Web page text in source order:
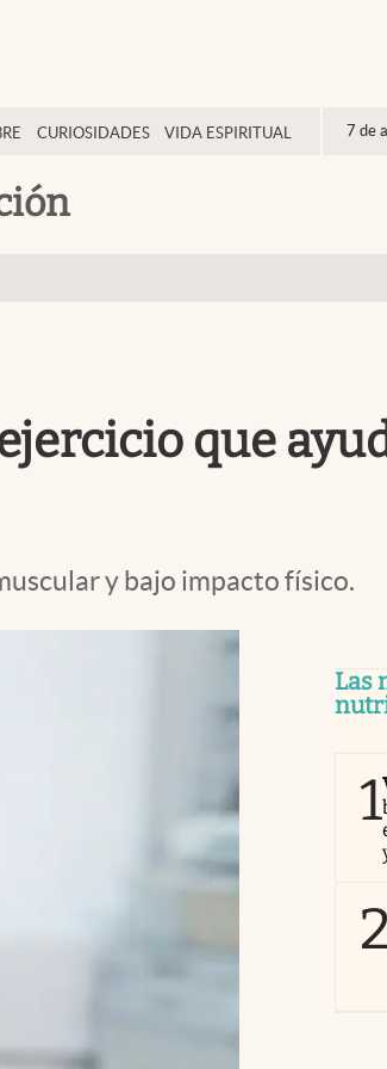
CURIOSIDADES VIDA ESPIRITUAL 7 de
que
y bajo impacto físico.
Las
1
2